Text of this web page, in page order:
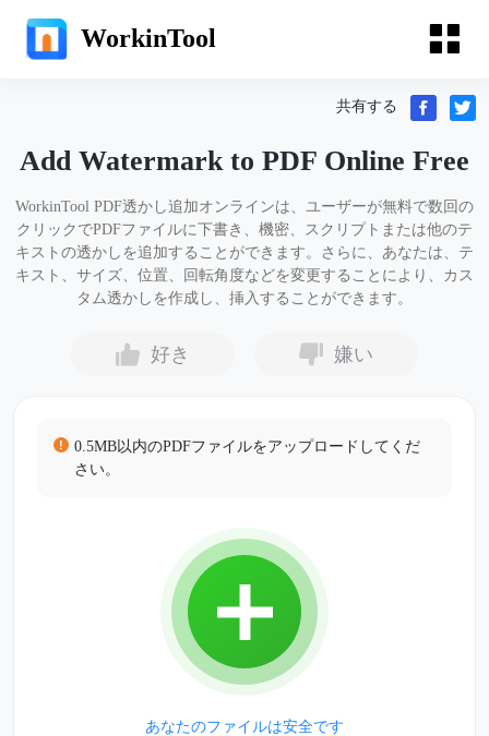
WorkinTool
共有する
Add Watermark to PDF Online Free
WorkinTool PDF透かし追加オンラインは、ユーザーが無料で数回の
クリックでPDFファイルに下書き、機密、スクリプトまたは他のテ
キストの透かしを追加することができます。さらに、あなたは、テ
キスト、サイズ、位置、回転角度などを変更することにより、カス
タム透かしを作成し、挿入することができます。
好き 嫌い
0.5MB以内のPDFファイルをアップロードしてくだ
さい。
あなたのファイルは安全です